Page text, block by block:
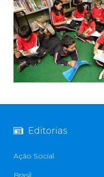
Editorias
Ação Social
Brasil